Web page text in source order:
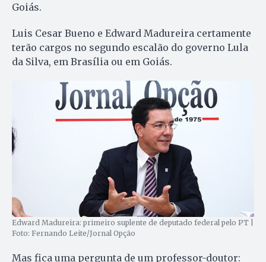
Goiás.
Luis Cesar Bueno e Edward Madureira certamente
terão cargos no segundo escalão do governo Lula
da Silva, em Brasília ou em Goiás.
Edward Madureira: primeiro suplente de deputado federal pelo PT |
Foto: Fernando Leite/Jornal Opção
Mas fica uma pergunta de um professor-doutor: